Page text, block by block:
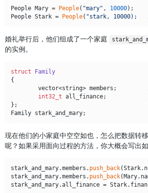
People Mary = People( "mary" , 10000);
People Stark =
People(
婚礼举行后，他们组成了一个家庭
的实例。
struct
Family
{
int32_t
};
现在他们的小家庭中空空如也，怎么把数据转
呢？如果采用面向过程的方法，你大概会写出
stark_and_mary.members. push_back
stark_and_mary.members. push_back